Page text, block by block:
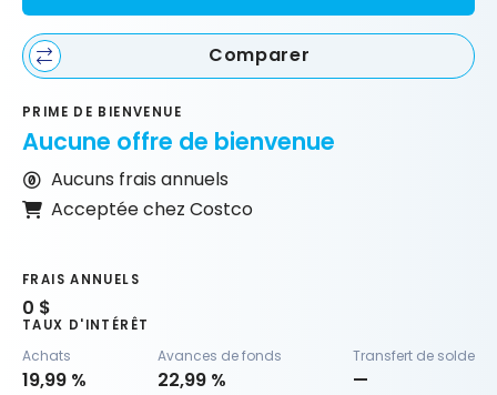
Comparer
PRIME DE BIENVENUE
Aucune offre de bienvenue
Aucuns frais annuels
Acceptée chez Costco
FRAIS ANNUELS
0 $
TAUX D'INTÉRÊT
Achats
19,99 %
Avances de fonds
22,99 %
Transfert de solde
—